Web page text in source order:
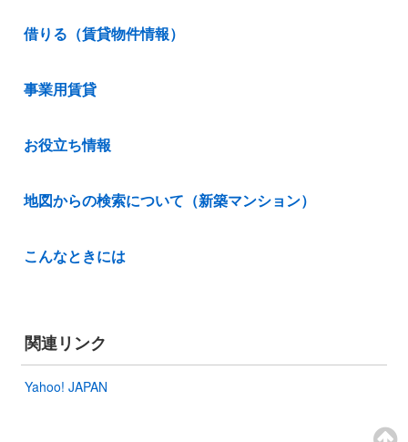
借りる（賃貸物件情報）
事業用賃貸
お役立ち情報
地図からの検索について（新築マンション）
こんなときには
関連リンク
Yahoo! JAPAN